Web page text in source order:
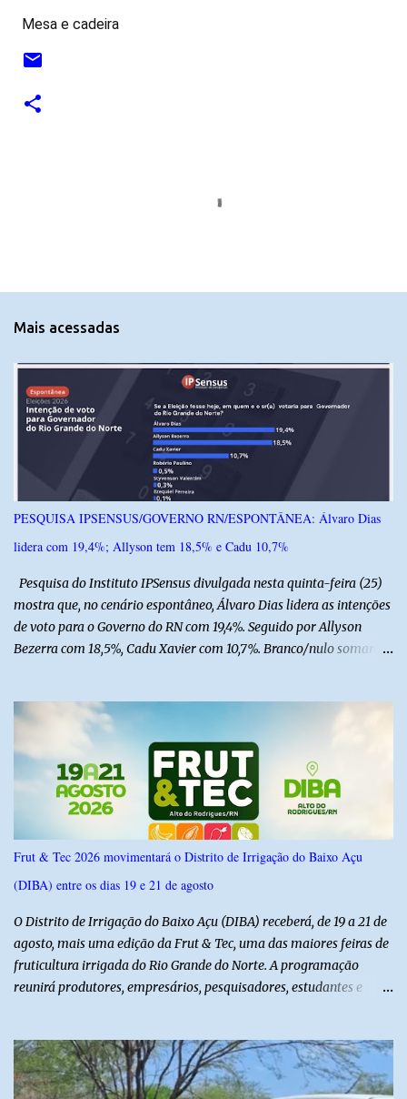
Mesa e cadeira
n
r
i
o
Mais acessadas
PESQUISA IPSENSUS/GOVERNO RN/ESPONTÂNEA: Álvaro Dias
lidera com 19,4%; Allyson tem 18,5% e Cadu 10,7%
Pesquisa do Instituto IPSensus divulgada nesta quinta-feira (25)
mostra que, no cenário espontâneo, Álvaro Dias lidera as intenções
de voto para o Governo do RN com 19,4%. Seguido por Allyson
Bezerra com 18,5%, Cadu Xavier com 10,7%. Branco/nulo somaram
do Norte entre os dias 18 e 22 de junho de 2026. O levantamento
possui margem de erro de 2,5 pontos percentuais e nível de
confiança de 95%. Registro no TSE: RN-09520/2026
Frut & Tec 2026 movimentará o Distrito de Irrigação do Baixo Açu
(DIBA) entre os dias 19 e 21 de agosto
O Distrito de Irrigação do Baixo Açu (DIBA) receberá, de 19 a 21 de
agosto, mais uma edição da Frut & Tec, uma das maiores feiras de
fruticultura irrigada do Rio Grande do Norte. A programação
reunirá produtores, empresários, pesquisadores, estudantes e
instituições e tecnologias voltadas ao setor. Além das atividades
técnicas, a feira contará com programação cultural. No dia 20 de